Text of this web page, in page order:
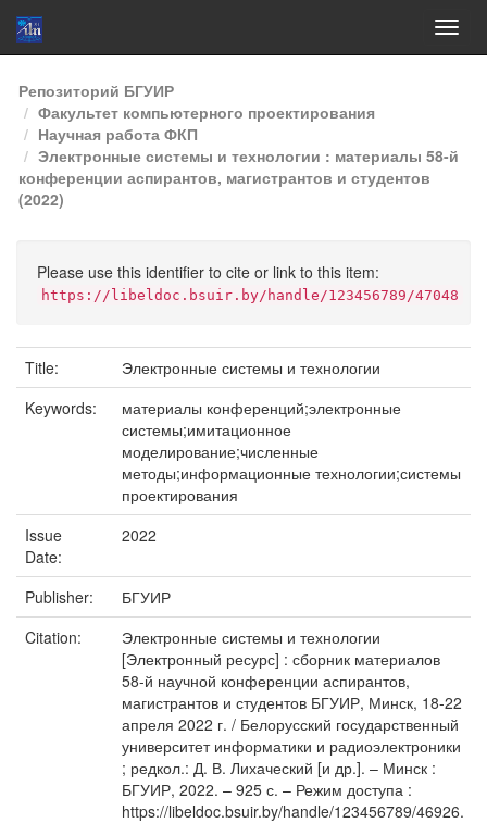
Skip
navigation
Репозиторий БГУИР
Факультет компьютерного проектирования
Научная работа ФКП
Электронные системы и технологии : материалы 58-й
конференции аспирантов, магистрантов и студентов
(2022)
Please use this identifier to cite or link to this item:
https://libeldoc.bsuir.by/handle/123456789/47048
Title:
Электронные системы и технологии
Keywords:
материалы конференций;электронные
системы;имитационное
моделирование;численные
методы;информационные технологии;системы
проектирования
Issue
Date:
2022
Publisher:
БГУИР
Citation:
Электронные системы и технологии
[Электронный ресурс] : сборник материалов
58-й научной конференции аспирантов,
магистрантов и студентов БГУИР, Минск, 18-22
апреля 2022 г. / Белорусский государственный
университет информатики и радиоэлектроники
; редкол.: Д. В. Лихаческий [и др.]. – Минск :
БГУИР, 2022. – 925 с. – Режим доступа :
https://libeldoc.bsuir.by/handle/123456789/46926.